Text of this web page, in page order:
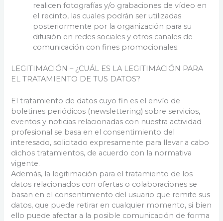
realicen fotografías y/o grabaciones de vídeo en
el recinto, las cuales podrán ser utilizadas
posteriormente por la organización para su
difusión en redes sociales y otros canales de
comunicación con fines promocionales.
LEGITIMACIÓN – ¿CUÁL ES LA LEGITIMACIÓN PARA
EL TRATAMIENTO DE TUS DATOS?
El tratamiento de datos cuyo fin es el envío de
boletines periódicos (newslettering) sobre servicios,
eventos y noticias relacionadas con nuestra actividad
profesional se basa en el consentimiento del
interesado, solicitado expresamente para llevar a cabo
dichos tratamientos, de acuerdo con la normativa
vigente.
Además, la legitimación para el tratamiento de los
datos relacionados con ofertas o colaboraciones se
basan en el consentimiento del usuario que remite sus
datos, que puede retirar en cualquier momento, si bien
ello puede afectar a la posible comunicación de forma